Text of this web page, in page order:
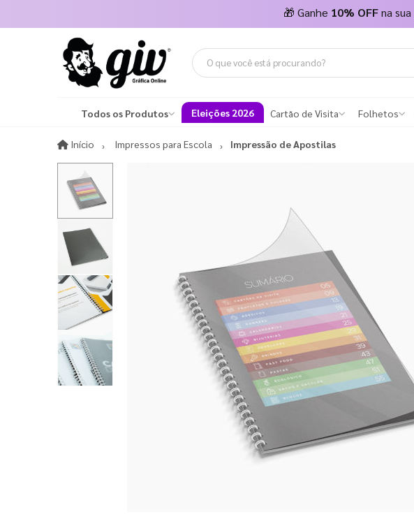
🎁 Ganhe 10% OFFna sua
Todos os Produtos Eleições 2026 Cartão de Visita Folhetos
Início InícioImpressos para Escola Impressão de Apostilas